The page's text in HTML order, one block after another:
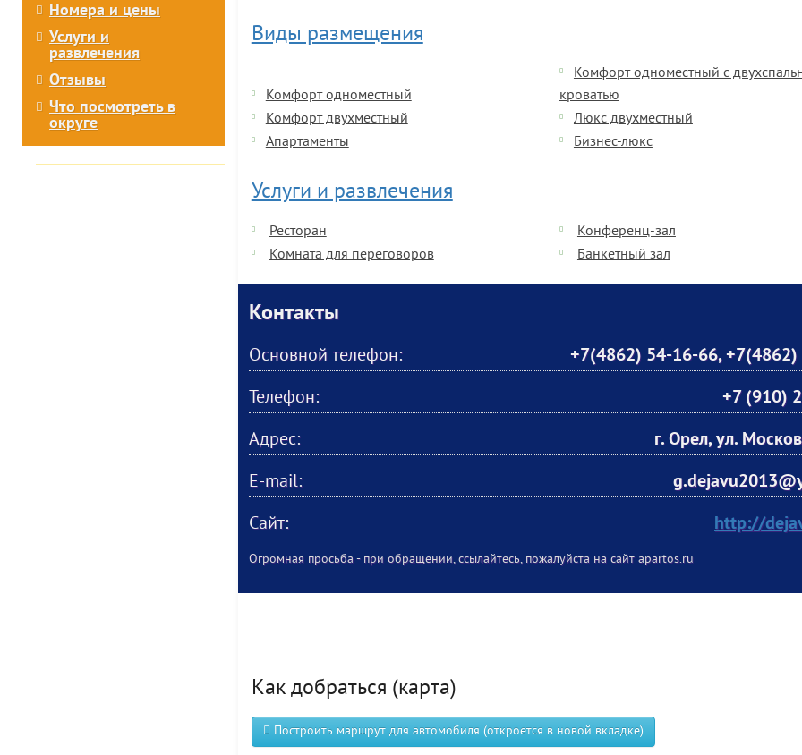
Номера и цены
Услуги и
развлечения
Отзывы
Что посмотреть в
округе
Виды размещения
Комфорт одноместный
Комфорт одноместный с
кроватью
Комфорт двухместный
Люкс двухместный
Апартаменты
Бизнес-люкс
Услуги и развлечения
Ресторан
Конференц-зал
Комната для переговоров
Банкетный зал
Контакты
Основной телефон: +7(4862) 54-16-66,
Телефон:
+7 (910)
Адрес:
г. Орел, ул.
E-mail:
Сайт:
http://
Огромная просьба - при обращении, ссылайтесь, пожалуйста на сайт apartos.ru
Как добраться (карта)
Построить маршрут для автомобиля (откроется в новой вкладке)